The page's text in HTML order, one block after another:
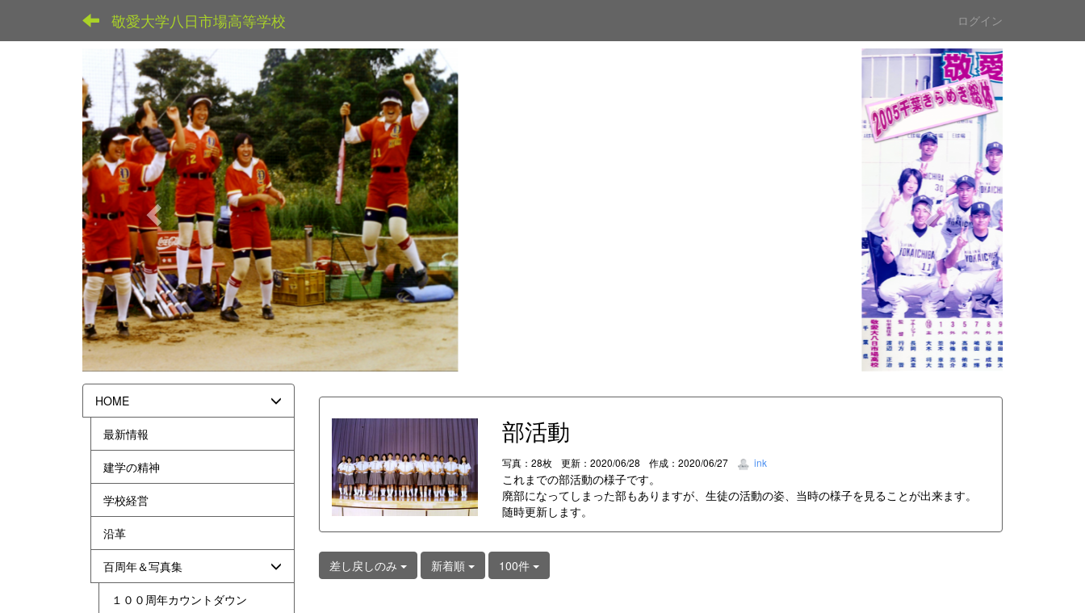
敬愛大学八日市場高等学校 ログイン
p
r
e
v
i
o
u
s
n
e
x
t
部活動
写真：28枚 更新：2020/06/28 作成：2020/06/27 ink
これまでの部活動の様子です。
廃部になってしまった部もありますが、生徒の活動の姿、当時の様子を見ることが出来ます。
随時更新します。
差し戻しのみ 新着順 100件
HOME
最新情報
建学の精神
学校経営
沿革
百周年＆写真集
１００周年カウントダウン